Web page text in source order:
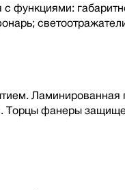
Ламинированная
Торцы фанеры